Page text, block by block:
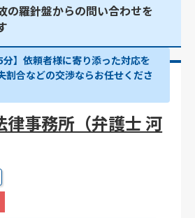
の羅針盤からの問い合わせを
分】依頼者様に寄り添った対応を
割合などの交渉ならお任せくださ
律事務所（弁護士 河